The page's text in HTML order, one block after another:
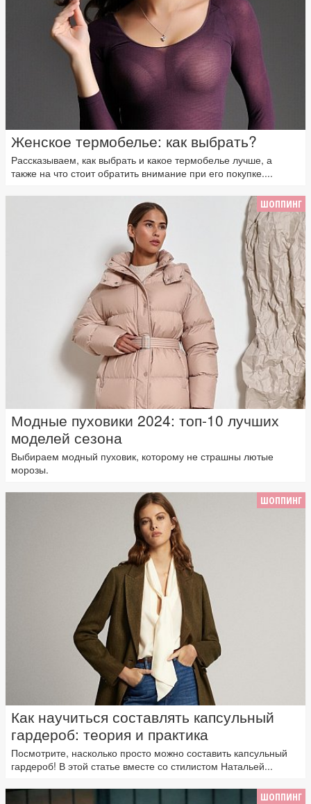
Женское термобелье: как выбрать?
Рассказываем, как выбрать и какое термобелье лучше, а
также на что стоит обратить внимание при его покупке....
ШОППИНГ
Модные пуховики 2024: топ-10 лучших
моделей сезона
Выбираем модный пуховик, которому не страшны лютые
морозы.
ШОППИНГ
Как научиться составлять капсульный
гардероб: теория и практика
Посмотрите, насколько просто можно составить капсульный
гардероб! В этой статье вместе со стилистом Натальей...
ШОППИНГ